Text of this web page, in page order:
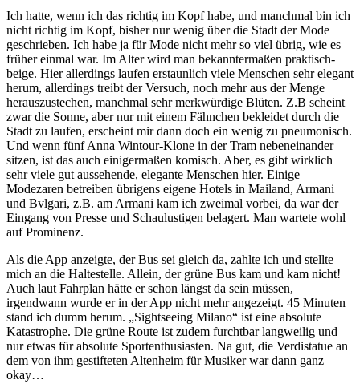
Ich hatte, wenn ich das richtig im Kopf habe, und manchmal bin ich
nicht richtig im Kopf, bisher nur wenig über die Stadt der Mode
geschrieben. Ich habe ja für Mode nicht mehr so viel übrig, wie es
früher einmal war. Im Alter wird man bekanntermaßen praktisch-
beige. Hier allerdings laufen erstaunlich viele Menschen sehr elegant
herum, allerdings treibt der Versuch, noch mehr aus der Menge
herauszustechen, manchmal sehr merkwürdige Blüten. Z.B scheint
zwar die Sonne, aber nur mit einem Fähnchen bekleidet durch die
Stadt zu laufen, erscheint mir dann doch ein wenig zu pneumonisch.
Und wenn fünf Anna Wintour-Klone in der Tram nebeneinander
sitzen, ist das auch einigermaßen komisch. Aber, es gibt wirklich
sehr viele gut aussehende, elegante Menschen hier. Einige
Modezaren betreiben übrigens eigene Hotels in Mailand, Armani
und Bvlgari, z.B. am Armani kam ich zweimal vorbei, da war der
Eingang von Presse und Schaulustigen belagert. Man wartete wohl
auf Prominenz.
Als die App anzeigte, der Bus sei gleich da, zahlte ich und stellte
mich an die Haltestelle. Allein, der grüne Bus kam und kam nicht!
Auch laut Fahrplan hätte er schon längst da sein müssen,
irgendwann wurde er in der App nicht mehr angezeigt. 45 Minuten
stand ich dumm herum. „Sightseeing Milano“ ist eine absolute
Katastrophe. Die grüne Route ist zudem furchtbar langweilig und
nur etwas für absolute Sportenthusiasten. Na gut, die Verdistatue an
dem von ihm gestifteten Altenheim für Musiker war dann ganz
okay…